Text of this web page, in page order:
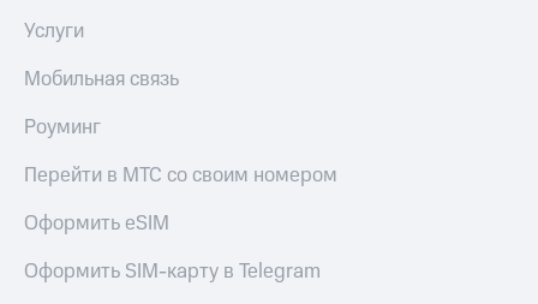
Услуги
Мобильная связь
Роуминг
Перейти в МТС со своим номером
Оформить eSIM
Оформить SIM-карту в Telegram